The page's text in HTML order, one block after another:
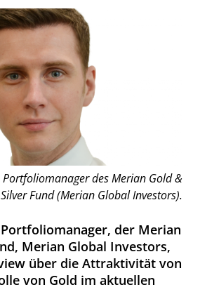
Portfoliomanager des Merian Gold &
Silver Fund (Merian Global Investors).
der Merian
Merian Global Investors,
über die Attraktivität von
von Gold im aktuellen